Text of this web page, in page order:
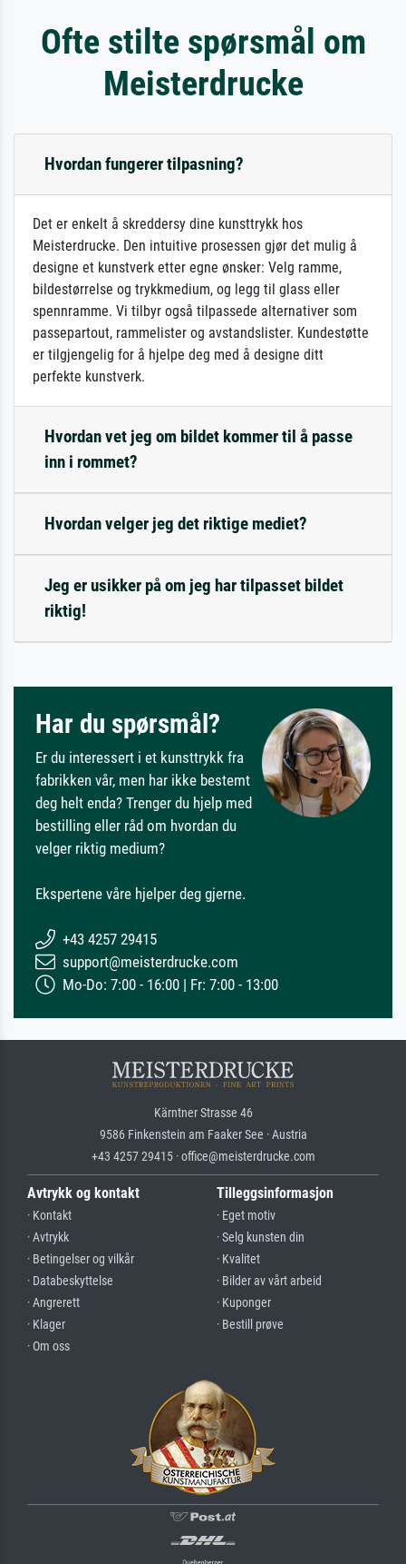
Ofte stilte spørsmål om
Meisterdrucke
Hvordan fungerer tilpasning?
Det er enkelt å skreddersy dine kunsttrykk hos
Meisterdrucke. Den intuitive prosessen gjør det mulig å
designe et kunstverk etter egne ønsker: Velg ramme,
bildestørrelse og trykkmedium, og legg til glass eller
spennramme. Vi tilbyr også tilpassede alternativer som
passepartout, rammelister og avstandslister. Kundestøtte
er tilgjengelig for å hjelpe deg med å designe ditt
perfekte kunstverk.
Hvordan vet jeg om bildet kommer til å passe
inn i rommet?
Hvordan velger jeg det riktige mediet?
Jeg er usikker på om jeg har tilpasset bildet
riktig!
Har du spørsmål?
Er du interessert i et kunsttrykk fra
fabrikken vår, men har ikke bestemt
deg helt enda? Trenger du hjelp med
bestilling eller råd om hvordan du
velger riktig medium?
Ekspertene våre hjelper deg gjerne.
+43 4257 29415
support@meisterdrucke.com
Mo-Do: 7:00 - 16:00 | Fr: 7:00 - 13:00
Kärntner Strasse 46
9586 Finkenstein am Faaker See · Austria
+43 4257 29415 · office@meisterdrucke.com
Avtrykk og kontakt
· Kontakt
· Avtrykk
· Betingelser og vilkår
· Databeskyttelse
· Angrerett
· Klager
· Om oss
Tilleggsinformasjon
· Eget motiv
· Selg kunsten din
· Kvalitet
· Bilder av vårt arbeid
· Kuponger
· Bestill prøve